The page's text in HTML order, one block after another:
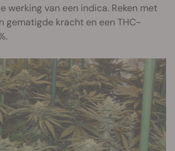
werking van een indica. Reken met
gematigde kracht en een THC-